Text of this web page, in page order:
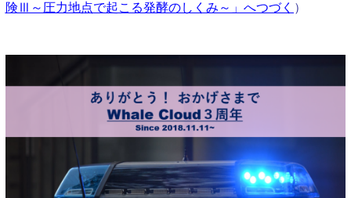
険Ⅲ～圧力地点で起こる発酵のしくみ～」へつづく ）